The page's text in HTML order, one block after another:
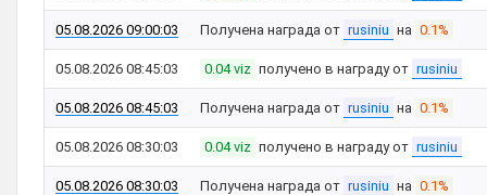
05.08.2026 09:00:03 Получена награда от rusiniu на 0.1%
05.08.2026 08:45:03 0.04 viz получено в награду от rusiniu
05.08.2026 08:45:03 Получена награда от rusiniu на 0.1%
05.08.2026 08:30:03 0.04 viz получено в награду от rusiniu
05.08.2026 08:30:03 Получена награда от rusiniu на 0.1%